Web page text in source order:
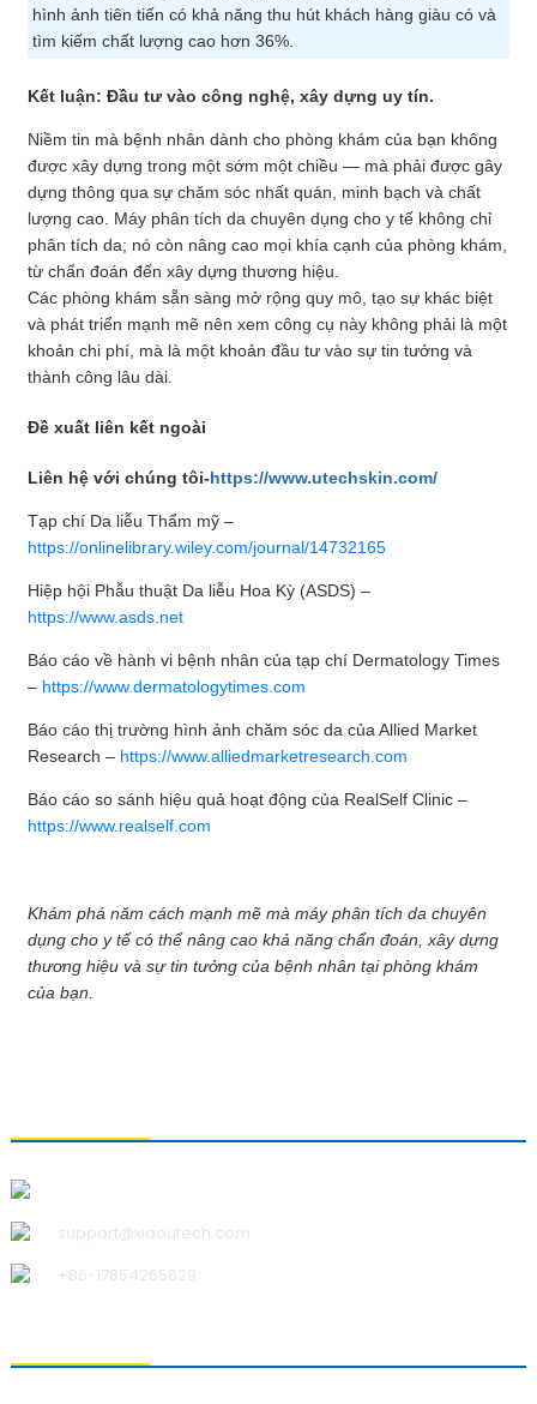
hình ảnh tiên tiến có khả năng thu hút khách hàng giàu có và
tìm kiếm chất lượng cao hơn 36%.
Kết luận: Đầu tư vào công nghệ, xây dựng uy tín.
Niềm tin mà bệnh nhân dành cho phòng khám của bạn không
được xây dựng trong một sớm một chiều — mà phải được gây
dựng thông qua sự chăm sóc nhất quán, minh bạch và chất
lượng cao. Máy phân tích da chuyên dụng cho y tế không chỉ
phân tích da; nó còn nâng cao mọi khía cạnh của phòng khám,
từ chẩn đoán đến xây dựng thương hiệu.
Các phòng khám sẵn sàng mở rộng quy mô, tạo sự khác biệt
và phát triển mạnh mẽ nên xem công cụ này không phải là một
khoản chi phí, mà là một khoản đầu tư vào sự tin tưởng và
thành công lâu dài.
Đề xuất liên kết ngoài
Liên hệ với chúng tôi-https://www.utechskin.com/
Tạp chí Da liễu Thẩm mỹ –
https://onlinelibrary.wiley.com/journal/14732165
Hiệp hội Phẫu thuật Da liễu Hoa Kỳ (ASDS) –
https://www.asds.net
Báo cáo về hành vi bệnh nhân của tạp chí Dermatology Times
– https://www.dermatologytimes.com
Báo cáo thị trường hình ảnh chăm sóc da của Allied Market
Research – https://www.alliedmarketresearch.com
Báo cáo so sánh hiệu quả hoạt động của RealSelf Clinic –
https://www.realself.com
Khám phá năm cách mạnh mẽ mà máy phân tích da chuyên
dụng cho y tế có thể nâng cao khả năng chẩn đoán, xây dựng
thương hiệu và sự tin tưởng của bệnh nhân tại phòng khám
của bạn.
support@xiaoutech.com
+86-17854265629